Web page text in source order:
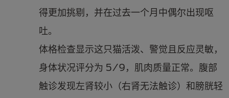
得更加挑剔，并在过去一个月中偶尔出现呕
吐。
体格检查显示这只猫活泼、警觉且反应灵敏，
身体状况评分为 5/9，肌肉质量正常。腹部
触诊发现左肾较小（右肾无法触诊）和膀胱轻